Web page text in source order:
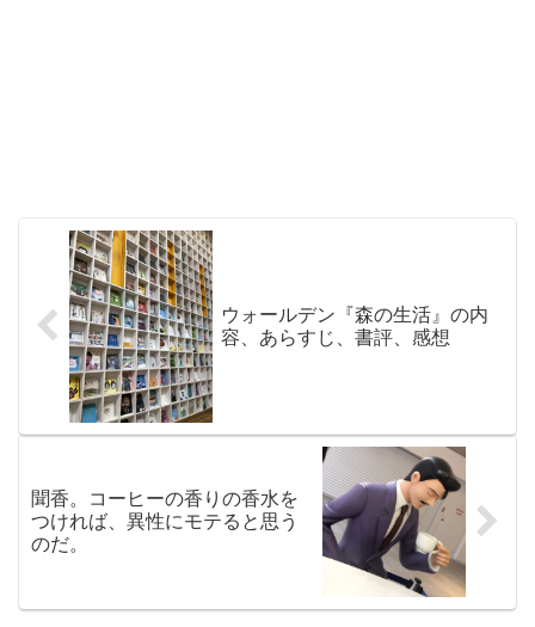
ウォールデン『森の生活』の内
容、あらすじ、書評、感想
聞香。コーヒーの香りの香水を
つければ、異性にモテると思う
のだ。